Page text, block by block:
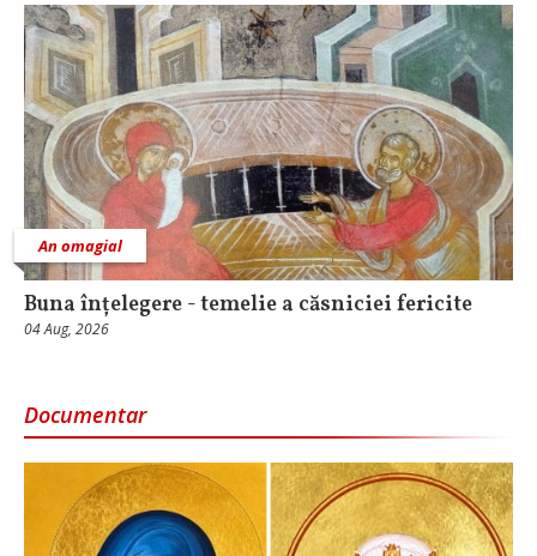
An omagial
Buna înțelegere - temelie a căsniciei fericite
04 Aug, 2026
Documentar